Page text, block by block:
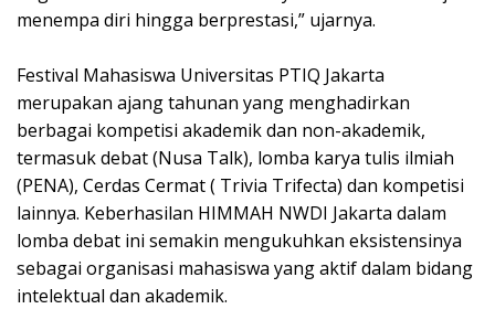
menempa diri hingga berprestasi,” ujarnya.
Festival Mahasiswa Universitas PTIQ Jakarta
merupakan ajang tahunan yang menghadirkan
berbagai kompetisi akademik dan non-akademik,
termasuk debat (Nusa Talk), lomba karya tulis ilmiah
(PENA), Cerdas Cermat ( Trivia Trifecta) dan kompetisi
lainnya. Keberhasilan HIMMAH NWDI Jakarta dalam
lomba debat ini semakin mengukuhkan eksistensinya
sebagai organisasi mahasiswa yang aktif dalam bidang
intelektual dan akademik.